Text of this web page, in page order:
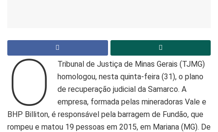
O
Tribunal de Justiça de Minas Gerais (TJMG)
homologou, nesta quinta-feira (31), o plano
de recuperação judicial da Samarco. A
empresa, formada pelas mineradoras Vale e
BHP Billiton, é responsável pela barragem de Fundão, que
rompeu e matou 19 pessoas em 2015, em Mariana (MG). De